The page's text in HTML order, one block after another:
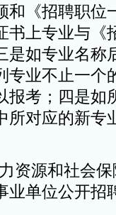
和《招聘职位
书上专业与《
是如专业名称
专业不止一个
报考；四是如
所对应的新专
资源和社会
单位公开招